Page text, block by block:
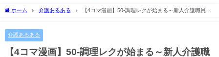
ホーム 介護あるある
【4コマ漫画】50-調理レクが始まる～新人介護職員物
介護あるある
【4コマ漫画】50-調理レクが始まる～新人介護職